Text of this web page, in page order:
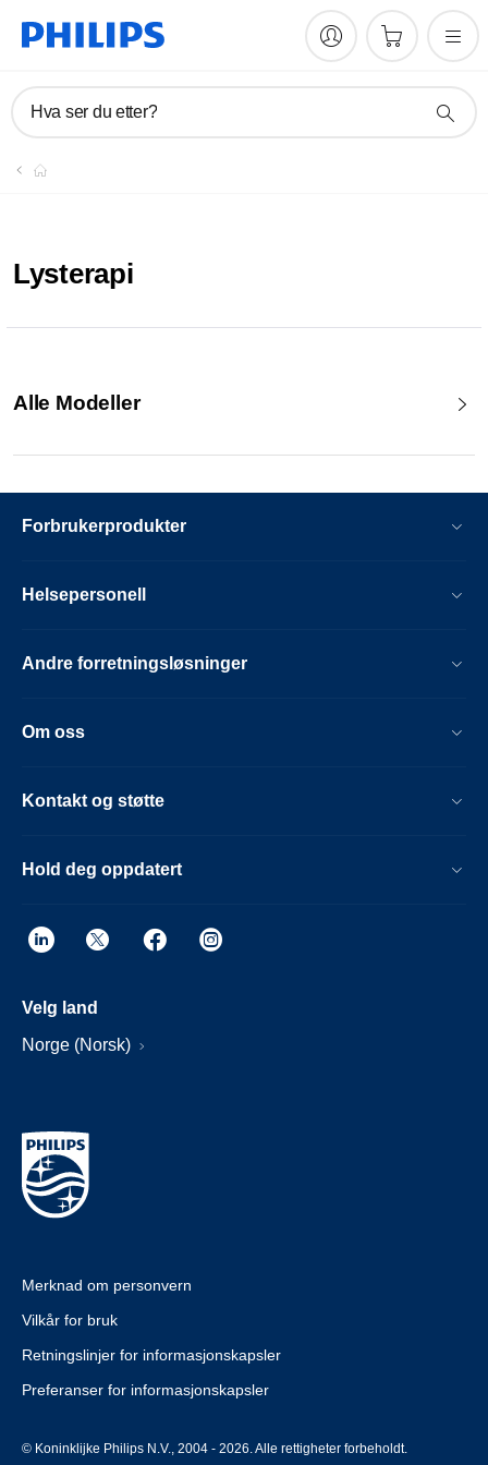
Hva ser du etter?
Lysterapi
Alle Modeller
Forbrukerprodukter
Helsepersonell
Andre forretningsløsninger
Om oss
Kontakt og støtte
Hold deg oppdatert
Velg land
Norge (Norsk)
Merknad om personvern
Vilkår for bruk
Retningslinjer for informasjonskapsler
Preferanser for informasjonskapsler
© Koninklijke Philips N.V., 2004 - 2026. Alle rettigheter forbeholdt.